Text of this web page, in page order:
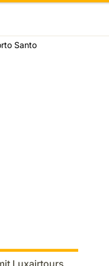
Santo